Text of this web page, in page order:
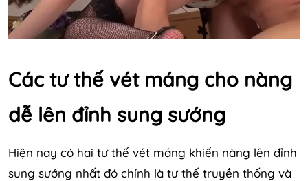
Các tư thế vét máng cho nàng
dễ lên đỉnh sung sướng
Hiện nay có hai tư thế vét máng khiến nàng lên đỉnh
sung sướng nhất đó chính là tư thế truyền thống và